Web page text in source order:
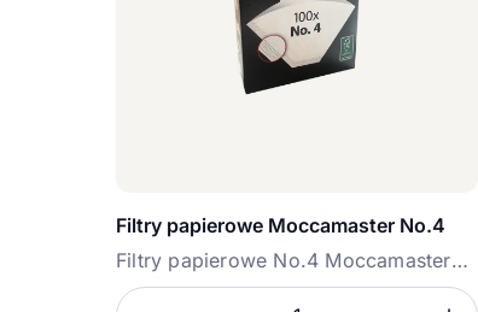
Filtry papierowe Moccamaster No.4
Filtry papierowe No.4 Moccamaster
100...